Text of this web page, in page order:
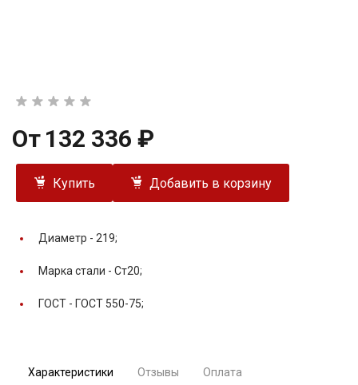
От 132 336 ₽
Купить Добавить в корзину
Диаметр - 219;
Марка стали - Ст20;
ГОСТ - ГОСТ 550-75;
Характеристики Отзывы Оплата